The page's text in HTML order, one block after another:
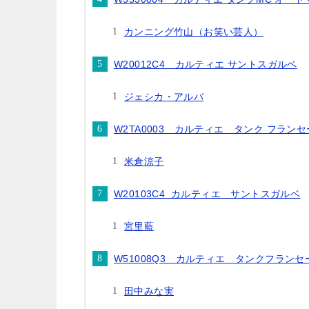
カンニング竹山（お笑い芸人）
W20012C4 カルティエ サントスガルベ
ジェシカ・アルバ
W2TA0003 カルティエ タンク フランセ
米倉涼子
W20103C4 カルティエ サントスガルベ
宮里藍
W51008Q3 カルティエ タンクフランセ
田中みな実